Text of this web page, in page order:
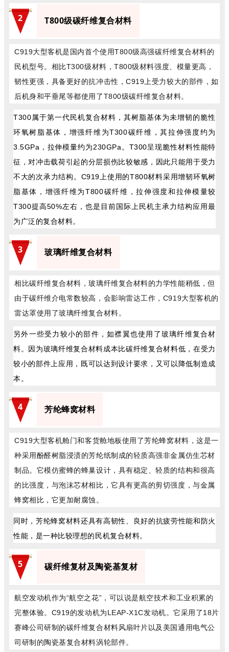
2 T800级碳纤维复合材料
C919大型客机是国内首个使用T800级高强碳纤维复合材料的
民机型号。相比T300级材料，T800级材料强度、模量更高，
韧性更强，具备更好的抗冲击性，C919上受力较大的部件，如
后机身和平垂尾等都使用了T800级碳纤维复合材料。
T300属于第一代民机复合材料，其树脂基体为未增韧的脆性
环氧树脂基体，增强纤维为T300碳纤维，其拉伸强度约为
3.5GPa，拉伸模量约为230GPa。T300呈现脆性材料性能特
征，对冲击载荷引起的分层损伤比较敏感，因此只能用于受力
不大的次承力结构。C919上使用的T800材料采用增韧环氧树
脂基体，增强纤维为T800碳纤维，拉伸强度和拉伸模量较
T300提高50%左右，也是目前国际上民机主承力结构应用最
为广泛的复合材料。
3 玻璃纤维复合材料
相比碳纤维复合材料，玻璃纤维复合材料的力学性能稍低，但
由于碳纤维介电常数较高，会影响雷达工作，C919大型客机的
雷达罩使用了玻璃纤维复合材料。
另外一些受力较小的部件，如襟翼也使用了玻璃纤维复合材
料。因为玻璃纤维复合材料成本比碳纤维复合材料低，在受力
较小的部件上应用，既可以达到设计要求，又可以降低制造成
本。
4 芳纶蜂窝材料
C919大型客机舱门和客货舱地板使用了芳纶蜂窝材料，这是一
种采用酚醛树脂浸渍的芳纶纸制成的轻质高强非金属仿生芯材
制品。它模仿蜜蜂的蜂巢设计，具有稳定、轻质的结构和很高
的比强度，与泡沫芯材相比，它具有更高的剪切强度，与金属
蜂窝相比，它更加耐腐蚀。
同时，芳纶蜂窝材料还具有高韧性、良好的抗疲劳性能和防火
性能，是一种比较理想的民机复合材料。
5 碳纤维复材及陶瓷基复材
航空发动机作为“航空之花”，可以说是航空技术和工业积累的
完整体验。C919的发动机为LEAP-X1C发动机。它采用了18片
赛峰公司研制的碳纤维复合材料风扇叶片以及美国通用电气公
司研制的陶瓷基复合材料涡轮部件。